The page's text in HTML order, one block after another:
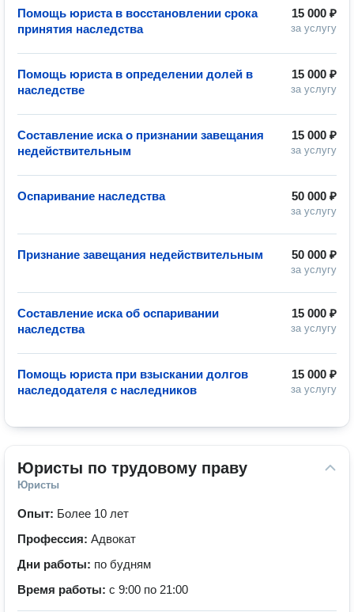
15 000 ₽
за услугу
Помощь юриста в восстановлении срока
принятия наследства
15 000 ₽
за услугу
Помощь юриста в определении долей в
наследстве
15 000 ₽
за услугу
Составление иска о признании завещания
недействительным
50 000 ₽
за услугу
Оспаривание наследства
50 000 ₽
за услугу
Признание завещания недействительным
15 000 ₽
за услугу
Составление иска об оспаривании
наследства
15 000 ₽
за услугу
Помощь юриста при взыскании долгов
наследодателя с наследников
Юристы по трудовому праву
Юристы
Опыт: Более 10 лет
Профессия: Адвокат
Дни работы: по будням
Время работы: с 9:00 по 21:00